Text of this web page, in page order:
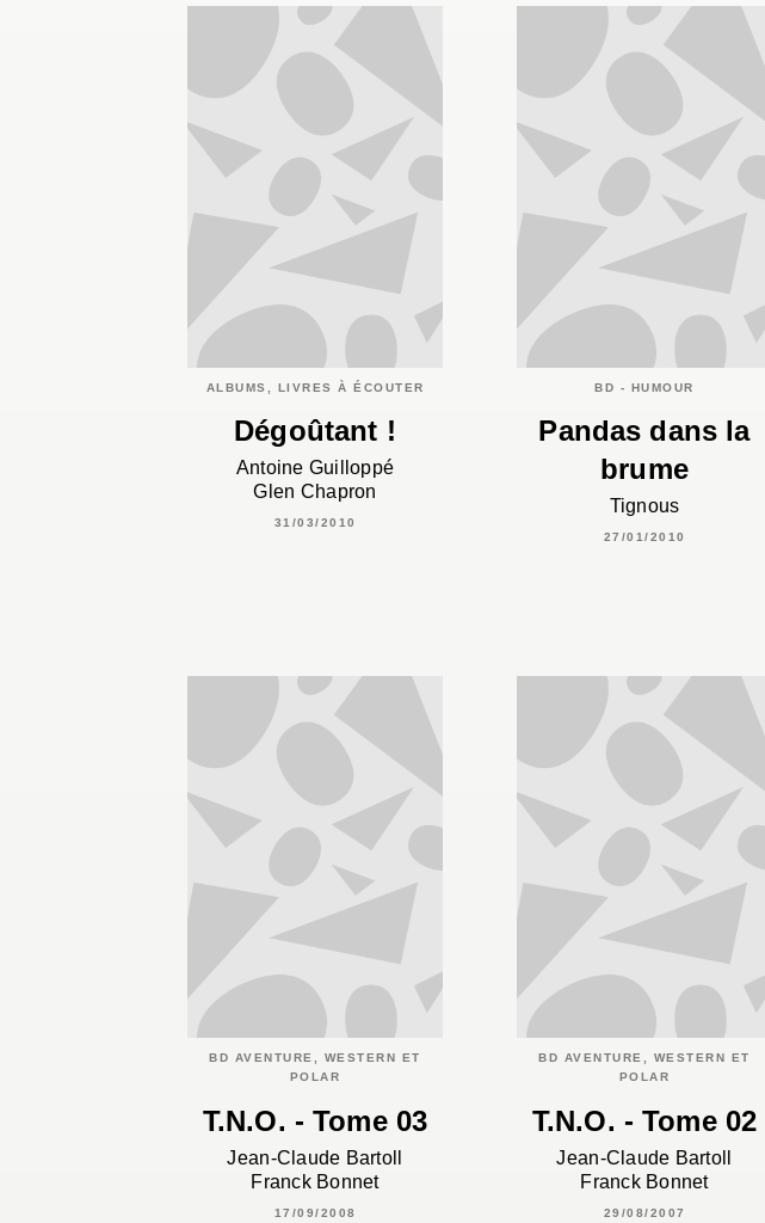
ALBUMS, LIVRES À ÉCOUTER
Dégoûtant !
Antoine Guilloppé
Glen Chapron
31/03/2010
BD - HUMOUR
Pandas dans la
brume
Tignous
27/01/2010
BD AVENTURE, WESTERN ET
POLAR
T.N.O. - Tome 03
Jean-Claude Bartoll
Franck Bonnet
17/09/2008
BD AVENTURE, WESTERN ET
POLAR
T.N.O. - Tome 02
Jean-Claude Bartoll
Franck Bonnet
29/08/2007